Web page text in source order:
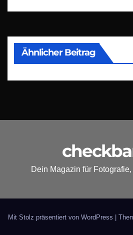
Ähnlicher Beitrag
Dein Magazin für
Mit Stolz präsentiert von WordPress |